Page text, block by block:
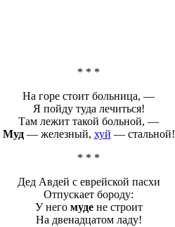
* * *
На горе стоит больница, —
Я пойду туда лечиться!
Там лежит такой больной, —
Муд— железный, хуй — стальной!
* * *
Дед Авдей с еврейской пасхи
Отпускает бороду:
У него мудене строит
На двенадцатом ладу!